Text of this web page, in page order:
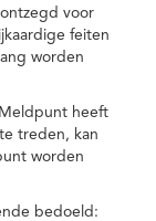
voor
feiten
worden
heeft
treden, kan
worden
bedoeld: